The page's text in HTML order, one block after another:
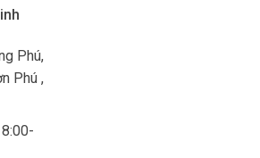
Phú,
Phú ,